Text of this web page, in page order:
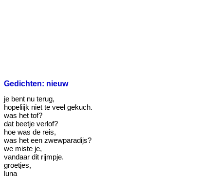
Gedichten: nieuw
je bent nu terug,
hopeliijk niet te veel gekuch.
was het tof?
dat beetje verlof?
hoe was de reis,
was het een zwewparadijs?
we miste je,
vandaar dit rijmpje.
groetjes,
luna